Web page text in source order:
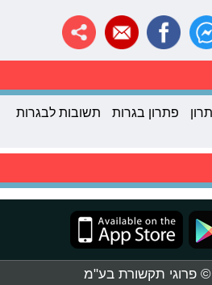
פתרון בגרות תשובות לבגרות